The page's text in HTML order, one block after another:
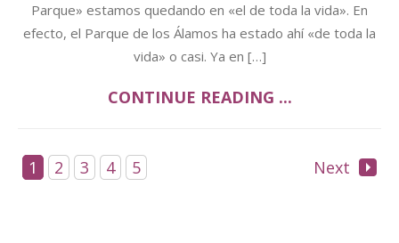
Parque» estamos quedando en «el de toda la vida». En
efecto, el Parque de los Álamos ha estado ahí «de toda la
vida» o casi. Ya en […]
CONTINUE READING ...
1 2 3 4 5 Next